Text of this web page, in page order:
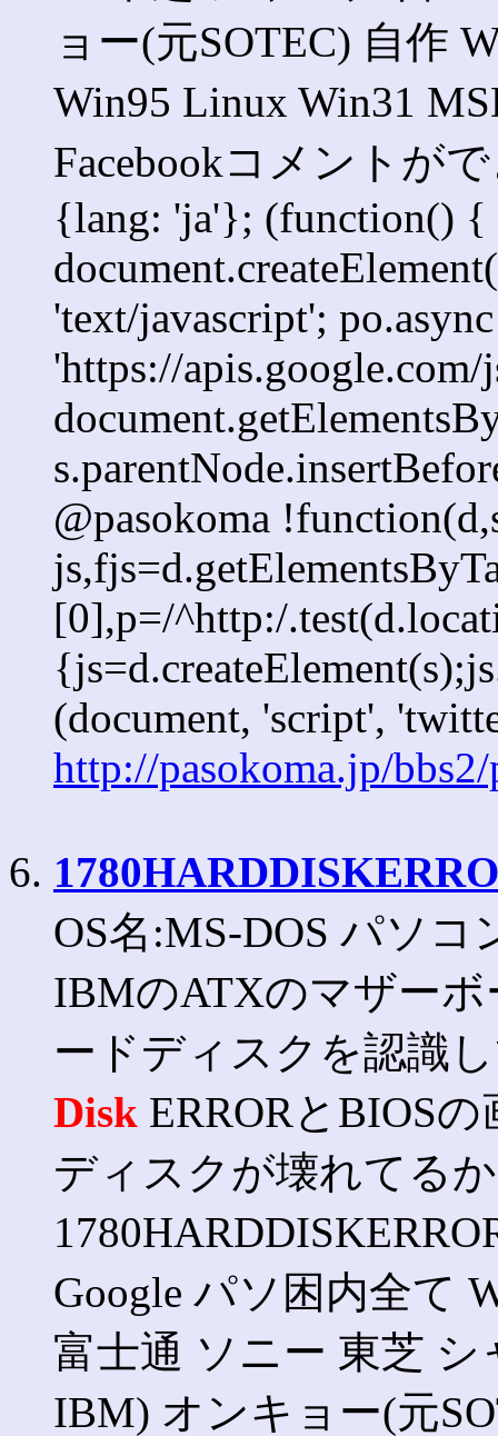
ョー(元SOTEC) 自作
Win95 Linux Win31
Facebookコメントが
{lang: 'ja'}; (function() {
'text/javascript';
'https://
@pasokoma
[0],p=/^http:/
(document, 'script',
http://pasokoma.jp/
6.
OS名:MS-DOS パソコ
IBMのATXのマザー
ードディスクを認識
Disk ERRORとBIOS
ディスクが壊れてる
Google パソ困内全て
富士通 ソニー 東芝
IBM) オンキョー(元